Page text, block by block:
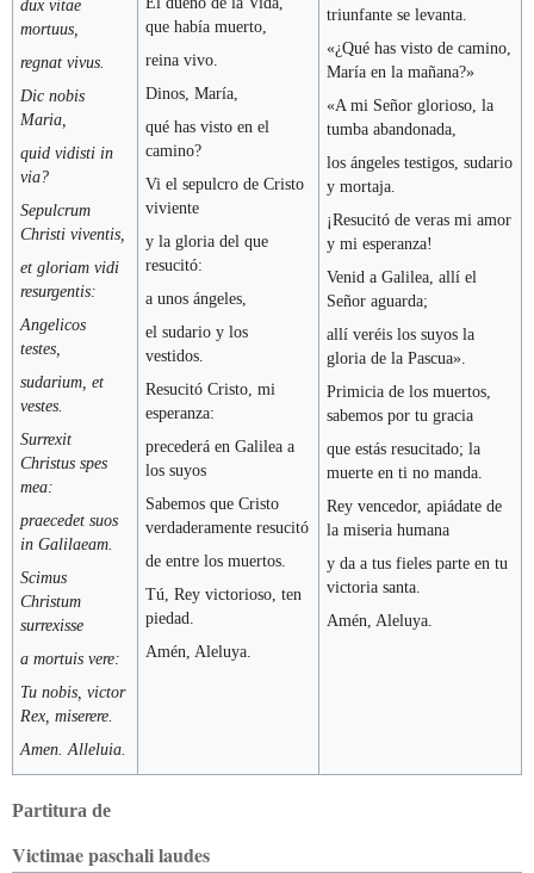
dux vitae
mortuus,
regnat vivus.
Dic nobis
Maria,
quid vidisti in
via?
Sepulcrum
Christi viventis,
et gloriam vidi
resurgentis:
Angelicos
testes,
sudarium, et
vestes.
Surrexit
Christus spes
mea:
praecedet suos
in Galilaeam.
Scimus
Christum
surrexisse
a mortuis vere:
Tu nobis, victor
Rex, miserere.
Amen. Alleluia.
que había muerto,
reina vivo.
Dinos, María,
qué has visto en el
camino?
Vi el sepulcro de Cristo
viviente
y la gloria del que
resucitó:
a unos ángeles,
el sudario y los
vestidos.
Resucitó Cristo, mi
esperanza:
precederá en Galilea a
los suyos
Sabemos que Cristo
verdaderamente resucitó
de entre los muertos.
Tú, Rey victorioso, ten
piedad.
Amén, Aleluya.
triunfante se levanta.
«¿Qué has visto de camino,
María en la mañana?»
«A mi Señor glorioso, la
tumba abandonada,
los ángeles testigos, sudario
y mortaja.
¡Resucitó de veras mi amor
y mi esperanza!
Venid a Galilea, allí el
Señor aguarda;
allí veréis los suyos la
gloria de la Pascua».
Primicia de los muertos,
sabemos por tu gracia
que estás resucitado; la
muerte en ti no manda.
Rey vencedor, apiádate de
la miseria humana
y da a tus fieles parte en tu
victoria santa.
Amén, Aleluya.
Partitura de
Victimae paschali laudes